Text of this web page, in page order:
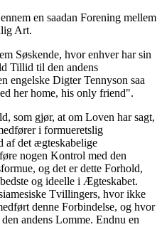
en saadan Forening mellem
Art.
Søskende, hvor enhver har sin
Tillid til den andens
engelske Digter Tennyson saa
her home, his only friend".
som gjør, at om Loven har sagt,
i formueretslig
af det ægteskabelige
nogen Kontrol med den
og det er dette Forhold,
og ideelle i Ægteskabet.
Tvillingers, hvor ikke
denne Forbindelse, og hvor
andens Lomme. Endnu en